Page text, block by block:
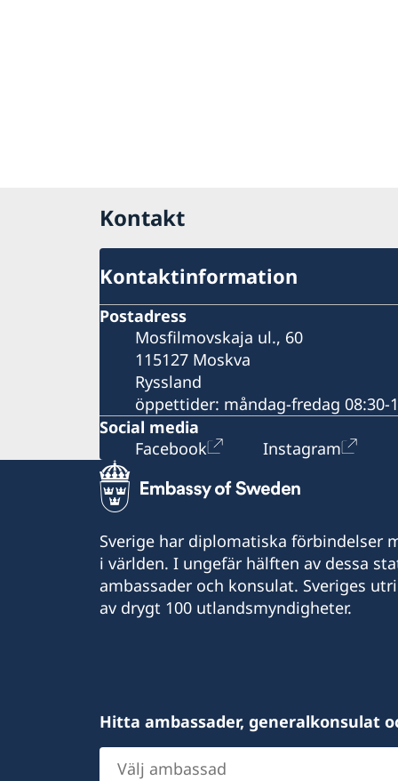
Kontakt
Kontaktinformation
Postadress
Mosfilmovskaja ul., 60
115127 Moskva
Ryssland
öppettider: måndag-fredag 08:30-
Social media
Facebook
Instagram
Sverige har diplomatiska förbindelser
i världen. I ungefär hälften av dessa
ambassader och konsulat. Sveriges
av drygt 100 utlandsmyndigheter.
Hitta ambassader, generalkonsulat
Välj